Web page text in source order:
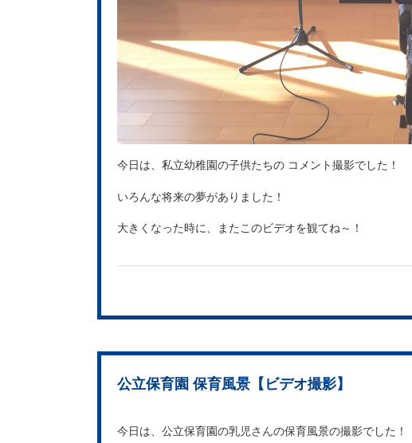
今日は、私立幼稚園の子供たちの コメント撮影でした！
いろんな将来の夢がありました！
大きくなった時に、またこのビデオを観てね～！
公立保育園 保育風景【ビデオ撮影】
今日は、公立保育園の乳児さんの保育風景の撮影でした！